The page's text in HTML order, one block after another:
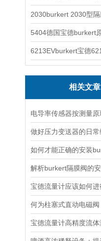
相关文章
何为柱塞式直动电磁阀